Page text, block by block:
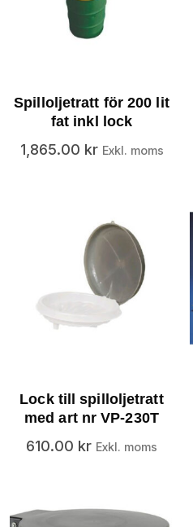
Spilloljetratt för 200 lit
fat inkl lock
1,865.00 kr Exkl. moms
Lock till spilloljetratt
med art nr VP-230T
610.00 kr Exkl. moms